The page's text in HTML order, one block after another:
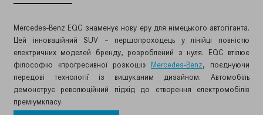
Mercedes-Benz EQC знаменує нову еру для німецького автогіганта.
Цей інноваційний SUV – першопроходець у лінійці повністю
електричних моделей бренду, розроблений з нуля. EQC втілює
філософію «прогресивної розкоші» Mercedes-Benz, поєднуючи
передові технології із вишуканим дизайном. Автомобіль
демонструє революційний підхід до створення електромобілів
преміумкласу.